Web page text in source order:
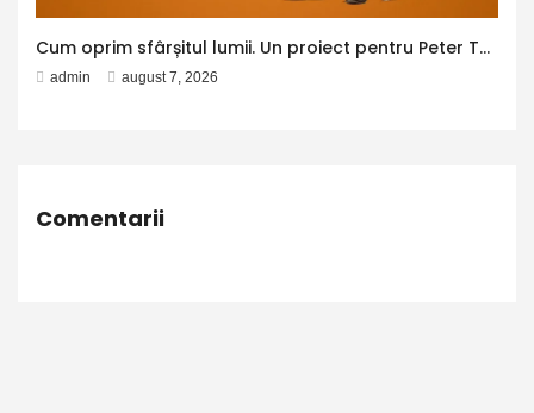
Cum oprim sfârșitul lumii. Un proiect pentru Peter Thiel
admin august 7, 2026
Comentarii